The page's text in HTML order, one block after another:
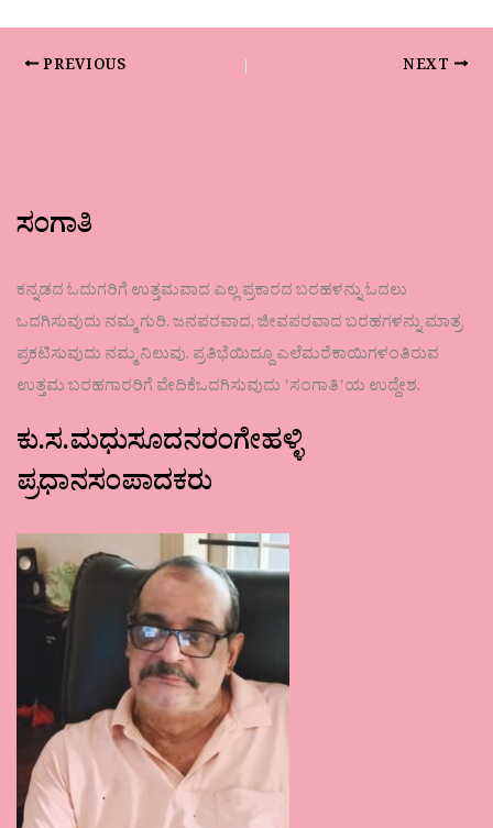
PREVIOUS NEXT
ಸಂಗಾತಿ
ಕನ್ನಡದ ಓದುಗರಿಗೆ ಉತ್ತಮವಾದ ಎಲ್ಲ ಪ್ರಕಾರದ ಬರಹಳನ್ನು ಓದಲು
ಒದಗಿಸುವುದು ನಮ್ಮ ಗುರಿ. ಜನಪರವಾದ, ಜೀವಪರವಾದ ಬರಹಗಳನ್ನು ಮಾತ್ರ
ಪ್ರಕಟಿಸುವುದು ನಮ್ಮ ನಿಲುವು. ಪ್ರತಿಭೆಯಿದ್ದೂ ಎಲೆಮರೆಕಾಯಿಗಳಂತಿರುವ
ಉತ್ತಮ ಬರಹಗಾರರಿಗೆ ವೇದಿಕೆಒದಗಿಸುವುದು ʼಸಂಗಾತಿʼಯ ಉದ್ದೇಶ.
ಕು.ಸ.ಮಧುಸೂದನರಂಗೇಹಳ್ಳಿ
ಪ್ರಧಾನಸಂಪಾದಕರು